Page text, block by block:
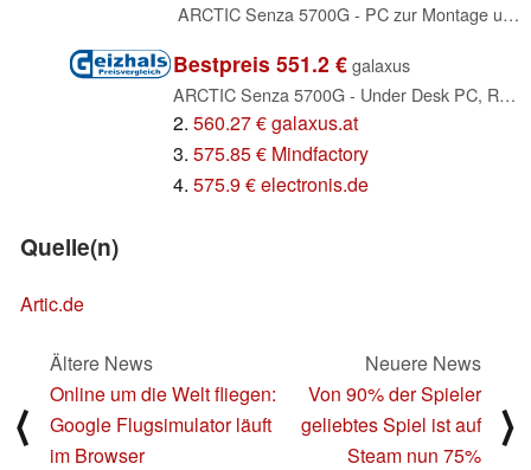
ARCTIC Senza 5700G - PC zur Montage unter dem Tisch, passiv gekühlt
Bestpreis 551.2 € galaxus
ARCTIC Senza 5700G - Under Desk PC, Ryzen 7 5700G, 32GB RAM, 1TB SSD, Windows 11 Home (ACPCC00002A)
2. 560.27 € galaxus.at
3. 575.85 € Mindfactory
4. 575.9 € electronis.de
Quelle(n)
Artic.de
⟨
Ältere News
Online um die Welt fliegen:
Google Flugsimulator läuft
im Browser
Neuere News
Von 90% der Spieler
geliebtes Spiel ist auf
Steam nun 75%
⟩